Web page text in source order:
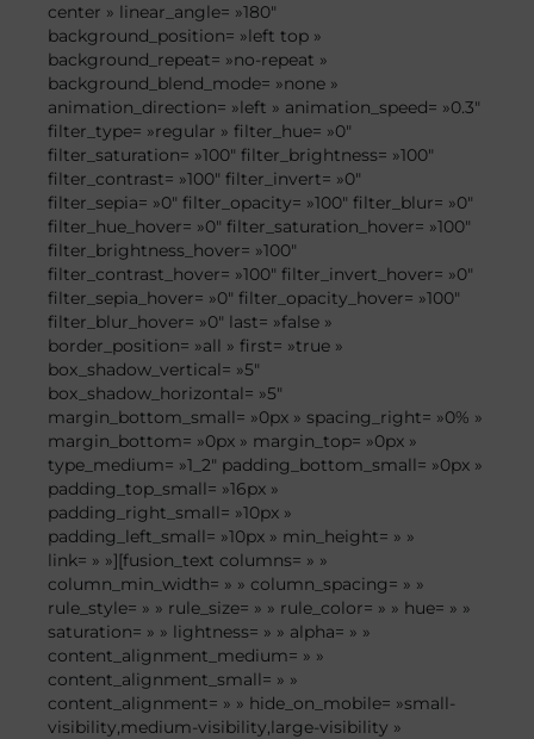
center » linear_angle= »180″
background_position= »left top »
background_repeat= »no-repeat »
background_blend_mode= »none »
animation_direction= »left » animation_speed= »0.3″
filter_type= »regular » filter_hue= »0″
filter_saturation= »100″ filter_brightness= »100″
filter_contrast= »100″ filter_invert= »0″
filter_sepia= »0″ filter_opacity= »100″ filter_blur= »0″
filter_hue_hover= »0″ filter_saturation_hover= »100″
filter_brightness_hover= »100″
filter_contrast_hover= »100″ filter_invert_hover= »0″
filter_sepia_hover= »0″ filter_opacity_hover= »100″
filter_blur_hover= »0″ last= »false »
border_position= »all » first= »true »
box_shadow_vertical= »5″
box_shadow_horizontal= »5″
margin_bottom_small= »0px » spacing_right= »0% »
margin_bottom= »0px » margin_top= »0px »
type_medium= »1_2″ padding_bottom_small= »0px »
padding_top_small= »16px »
padding_right_small= »10px »
padding_left_small= »10px » min_height= » »
link= » »][fusion_text columns= » »
column_min_width= » » column_spacing= » »
rule_style= » » rule_size= » » rule_color= » » hue= » »
saturation= » » lightness= » » alpha= » »
content_alignment_medium= » »
content_alignment_small= » »
content_alignment= » » hide_on_mobile= »small-
visibility,medium-visibility,large-visibility »